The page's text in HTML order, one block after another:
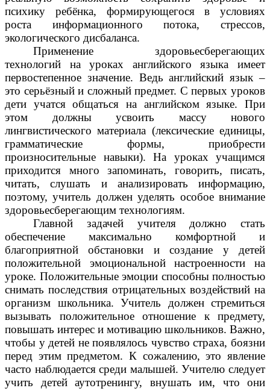
психику ребёнка, формирующегося в условиях
роста информационного потока, стрессов,
экологического дисбаланса.
Применение здоровьесберегающих
технологий на уроках английского языка имеет
первостепенное значение. Ведь английский язык –
это серьёзный и сложный предмет. С первых уроков
дети учатся общаться на английском языке. При
этом должны усвоить массу нового
лингвистического материала (лексические единицы,
грамматические формы, приобрести
произносительные навыки). На уроках учащимся
приходится много запоминать, говорить, писать,
читать, слушать и анализировать информацию,
поэтому, учитель должен уделять особое внимание
здоровьесберегающим технологиям.
Главной задачей учителя должно стать
обеспечение максимально комфортной и
благоприятной обстановки и создание у детей
положительной эмоциональной настроенности на
уроке. Положительные эмоции способны полностью
снимать последствия отрицательных воздействий на
организм школьника. Учитель должен стремиться
вызывать положительное отношение к предмету,
повышать интерес и мотивацию школьников. Важно,
чтобы у детей не появлялось чувство страха, боязни
перед этим предметом. К сожалению, это явление
часто наблюдается среди малышей. Учителю следует
учить детей аутотренингу, внушать им, что они